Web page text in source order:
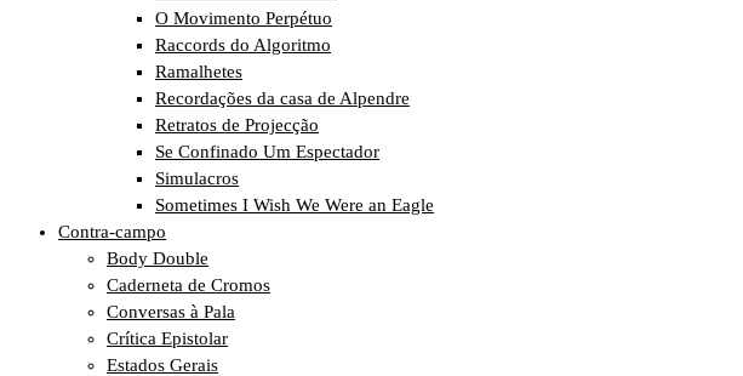
O Movimento Perpétuo
Raccords do Algoritmo
Ramalhetes
Recordações da casa de Alpendre
Retratos de Projecção
Se Confinado Um Espectador
Simulacros
Sometimes I Wish We Were an Eagle
Contra-campo
Body Double
Caderneta de Cromos
Conversas à Pala
Crítica Epistolar
Estados Gerais